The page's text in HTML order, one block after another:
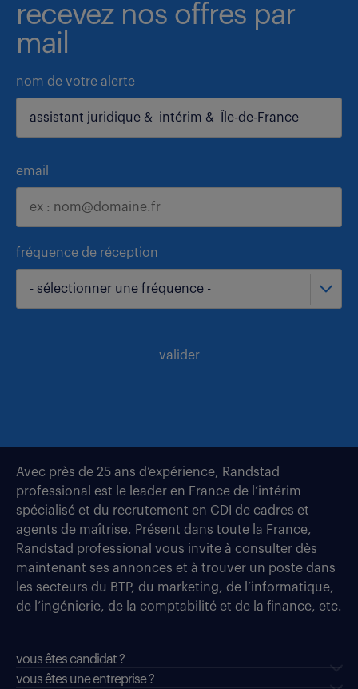
recevez nos offres par
mail
nom de votre alerte
email
fréquence de réception
- sélectionner une fréquence -
valider
Avec près de 25 ans d’expérience, Randstad
professional est le leader en France de l’intérim
spécialisé et du recrutement en CDI de cadres et
agents de maîtrise. Présent dans toute la France,
Randstad professional vous invite à consulter dès
maintenant ses annonces et à trouver un poste dans
les secteurs du BTP, du marketing, de l’informatique,
de l’ingénierie, de la comptabilité et de la finance, etc.
vous êtes candidat ?
vous êtes une entreprise ?